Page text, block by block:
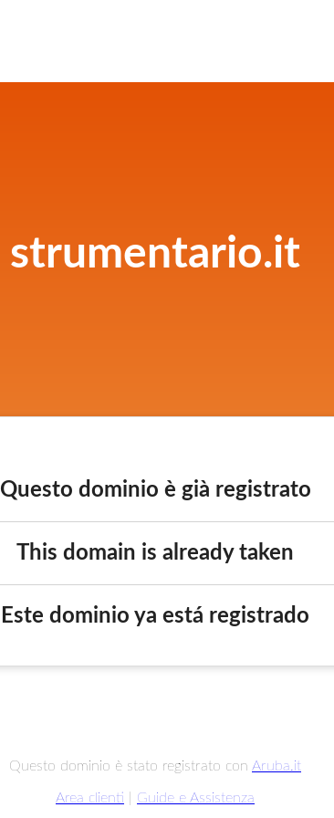
strumentario.it
Questo dominio è già registrato
This domain is already taken
Este dominio ya está registrado
Questo dominio è stato registrato con Aruba.it
Area clienti Guide e Assistenza